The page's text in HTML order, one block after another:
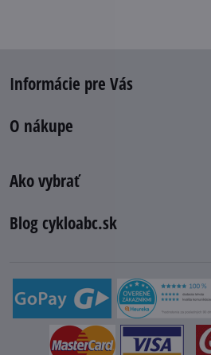
Informácie pre Vás
O nákupe
Ako vybrať
Blog cykloabc.sk